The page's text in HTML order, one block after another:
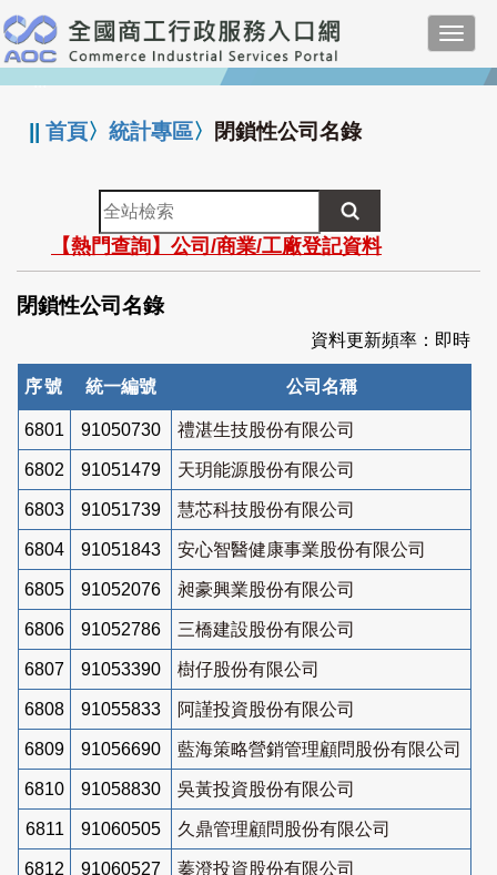
跳
到
主
要
:::
||首頁〉統計專區〉 閉鎖性公司名錄
全
站
檢
索
【熱門查詢】公司/商業/工廠登記資料
閉鎖性公司名錄
資料更新頻率：即時
序號 統一編號 公司名稱
6801 91050730 禮湛生技股份有限公司
6802 91051479 天玥能源股份有限公司
6803 91051739 慧芯科技股份有限公司
6804 91051843 安心智醫健康事業股份有限公司
6805 91052076 昶豪興業股份有限公司
6806 91052786 三橋建設股份有限公司
6807 91053390 樹仔股份有限公司
6808 91055833 阿謹投資股份有限公司
6809 91056690 藍海策略營銷管理顧問股份有限公司
6810 91058830 吳黃投資股份有限公司
6811 91060505 久鼎管理顧問股份有限公司
6812 91060527 蓁澄投資股份有限公司